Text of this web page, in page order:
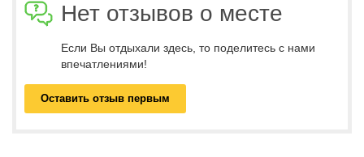
Нет отзывов о месте
Если Вы отдыхали здесь, то поделитесь с нами
впечатлениями!
Оставить отзыв первым